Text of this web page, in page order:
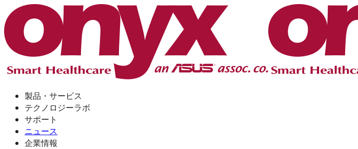
製品・サービス
テクノロジーラボ
サポート
ニュース
企業情報